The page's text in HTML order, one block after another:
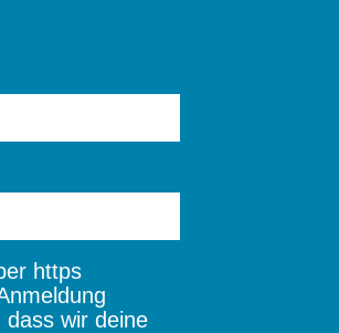
https
wir deine